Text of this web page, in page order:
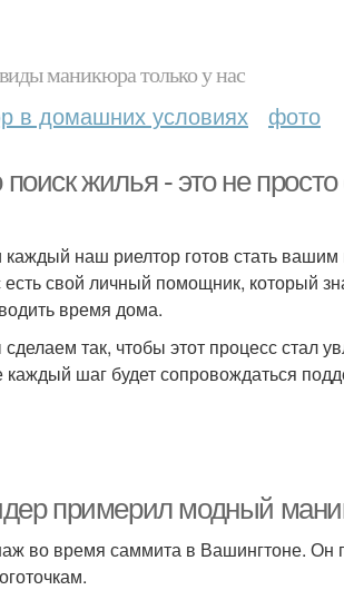
маникюра только у нас
в домашних условиях фото
жилья - это не просто
наш риелтор готов стать
свой личный помощник, который
время дома.
так, чтобы этот процесс стал
шаг будет сопровождаться
примерил модный
во время саммита в Вашингтоне. Он